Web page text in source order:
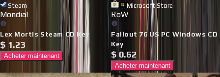
Steam
Mondial
Lex Mortis Steam CD Key
$ 1.23
Acheter maintenant
Microsoft Store
RoW
Fallout 76 US PC Windows CD
Key
$ 0.62
Acheter maintenant